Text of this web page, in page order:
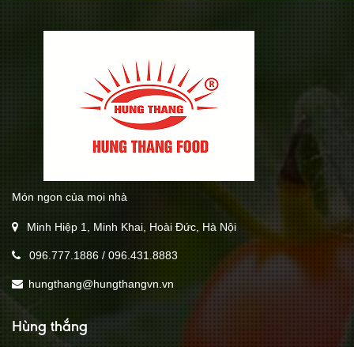
Món ngon của mọi nhà
Minh Hiệp 1, Minh Khai, Hoài Đức, Hà Nội
096.777.1886 / 096.431.8883
hungthang@hungthangvn.vn
Hùng thắng